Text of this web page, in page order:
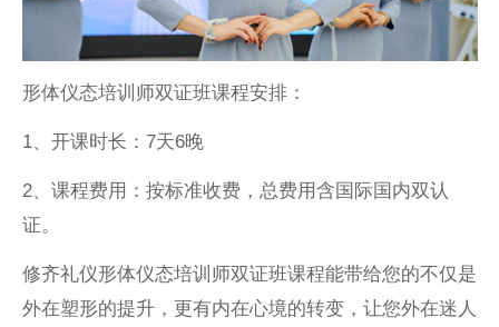
形体仪态培训师双证班课程安排：
1、开课时长：7天6晚
2、课程费用：按标准收费，总费用含国际国内双认
证。
修齐礼仪形体仪态培训师双证班课程能带给您的不仅是
外在塑形的提升，更有内在心境的转变，让您外在迷人